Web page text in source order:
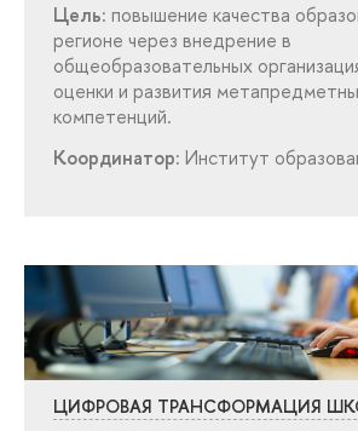
Цель: повышение качества
регионе через внедрение
общеобразовательных
оценки и развития
компетенций.
Координатор: Институт
ЦИФРОВАЯ ТРАНСФОРМАЦИЯ